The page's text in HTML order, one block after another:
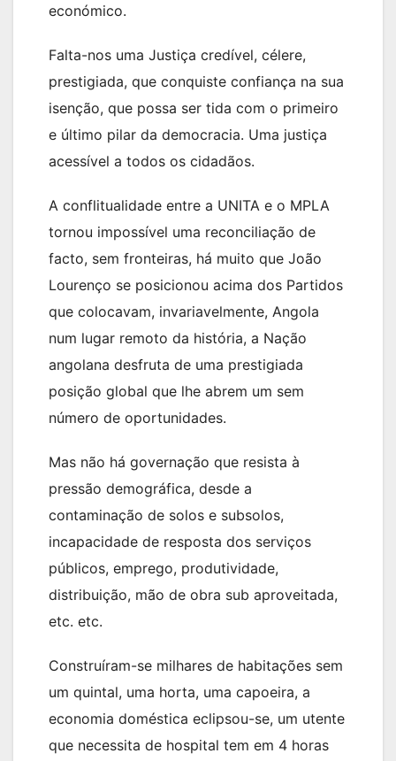
económico.
Falta-nos uma Justiça credível, célere,
prestigiada, que conquiste confiança na sua
isenção, que possa ser tida com o primeiro
e último pilar da democracia. Uma justiça
acessível a todos os cidadãos.
A conflitualidade entre a UNITA e o MPLA
tornou impossível uma reconciliação de
facto, sem fronteiras, há muito que João
Lourenço se posicionou acima dos Partidos
que colocavam, invariavelmente, Angola
num lugar remoto da história, a Nação
angolana desfruta de uma prestigiada
posição global que lhe abrem um sem
número de oportunidades.
Mas não há governação que resista à
pressão demográfica, desde a
contaminação de solos e subsolos,
incapacidade de resposta dos serviços
públicos, emprego, produtividade,
distribuição, mão de obra sub aproveitada,
etc. etc.
Construíram-se milhares de habitações sem
um quintal, uma horta, uma capoeira, a
economia doméstica eclipsou-se, um utente
que necessita de hospital tem em 4 horas